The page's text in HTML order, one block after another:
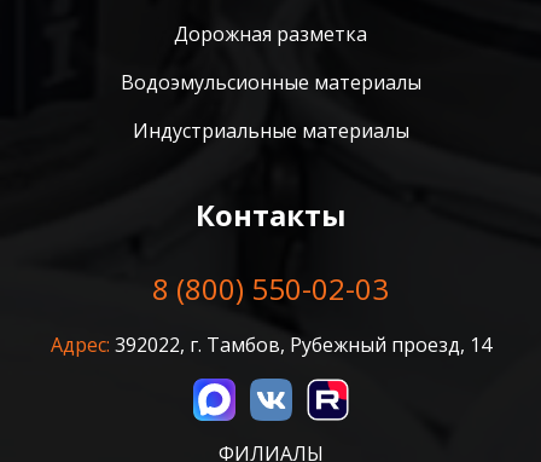
Дорожная разметка
Водоэмульсионные материалы
Индустриальные материалы
Контакты
8 (800) 550-02-03
Адрес: 392022, г. Тамбов, Рубежный проезд, 14
ФИЛИАЛЫ